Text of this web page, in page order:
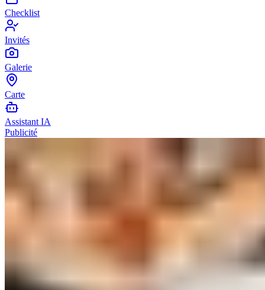
Checklist
Invités
Galerie
Carte
Assistant IA
Publicité